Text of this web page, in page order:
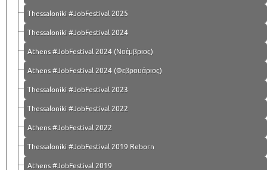
Thessaloniki #JobFestival 2025
Thessaloniki #JobFestival 2024
Athens #JobFestival 2024 (Νοέμβριος)
Athens #JobFestival 2024 (Φεβρουάριος)
Thessaloniki #JobFestival 2023
Thessaloniki #JobFestival 2022
Athens #JobFestival 2022
Thessaloniki #JobFestival 2019 Reborn
Athens #JobFestival 2019